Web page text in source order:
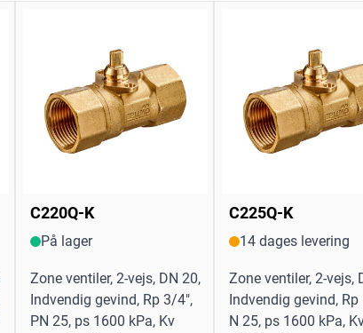
C220Q-K
På lager
Zone ventiler, 2-vejs, DN 20,
Indvendig gevind, Rp 3/4",
PN 25, ps 1600 kPa, Kv
C225Q-K
14 dages levering
Zone ventiler, 2-vejs,
Indvendig gevind, Rp
N 25, ps 1600 kPa,